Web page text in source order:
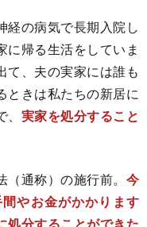
経の病気で長期入院し
に帰る生活をしていま
て、夫の実家には誰も
ときは私たちの新居に
実家を処分すること
通称）の施行前。 今
やお金がかかります
処分することができた